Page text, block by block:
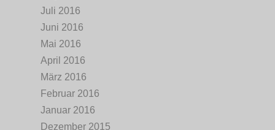
Juli 2016
Juni 2016
Mai 2016
April 2016
März 2016
Februar 2016
Januar 2016
Dezember 2015